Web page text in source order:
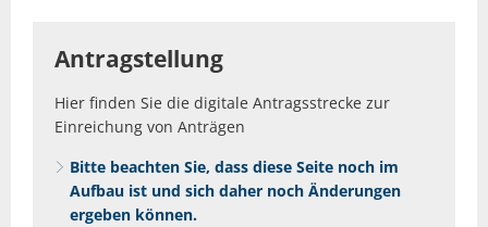
Antragstellung
Hier finden Sie die digitale Antragsstrecke zur
Einreichung von Anträgen
Bitte beachten Sie, dass diese Seite noch im
Aufbau ist und sich daher noch Änderungen
ergeben können.